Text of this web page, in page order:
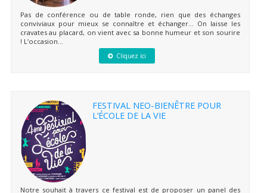
Pas de conférence ou de table ronde, rien que des échanges
conviviaux pour mieux se connaître et échanger… On laisse les
cravates au placard, on vient avec sa bonne humeur et son sourire
! L’occasion...
Cliquez ici
FESTIVAL NEO-BIENÊTRE POUR
L’ÉCOLE DE LA VIE
Notre souhait à travers ce festival est de proposer un panel des